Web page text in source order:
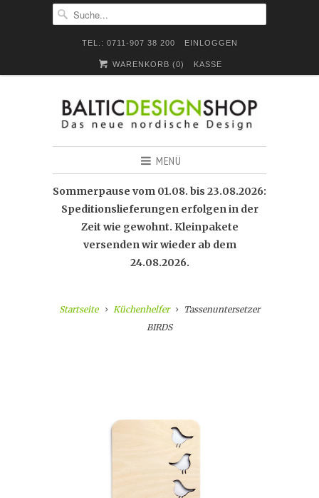
TEL.: 0711-907 38 200 EINLOGGEN
WARENKORB (0) KASSE
MENÜ
Sommerpause vom 01.08. bis 23.08.2026:
Speditionslieferungen erfolgen in der
Zeit wie gewohnt. Kleinpakete
versenden wir wieder ab dem
24.08.2026.
Startseite Küchenhelfer
Tassenuntersetzer
BIRDS